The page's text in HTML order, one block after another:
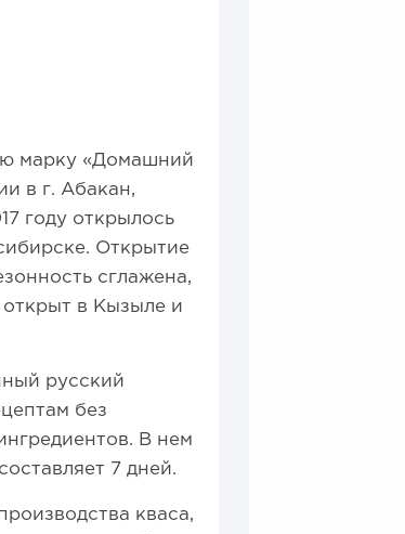
марку «Домашний
в г. Абакан,
году открылось
Открытие
сглажена,
в Кызыле и
русский
без
В нем
7 дней.
кваса,